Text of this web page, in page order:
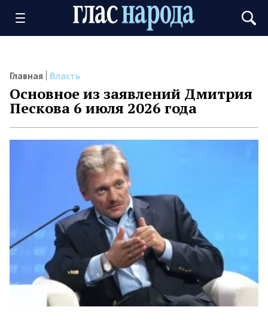
Главная Власть
Основное из заявлений Дмитрия
Пескова 6 июля 2026 года